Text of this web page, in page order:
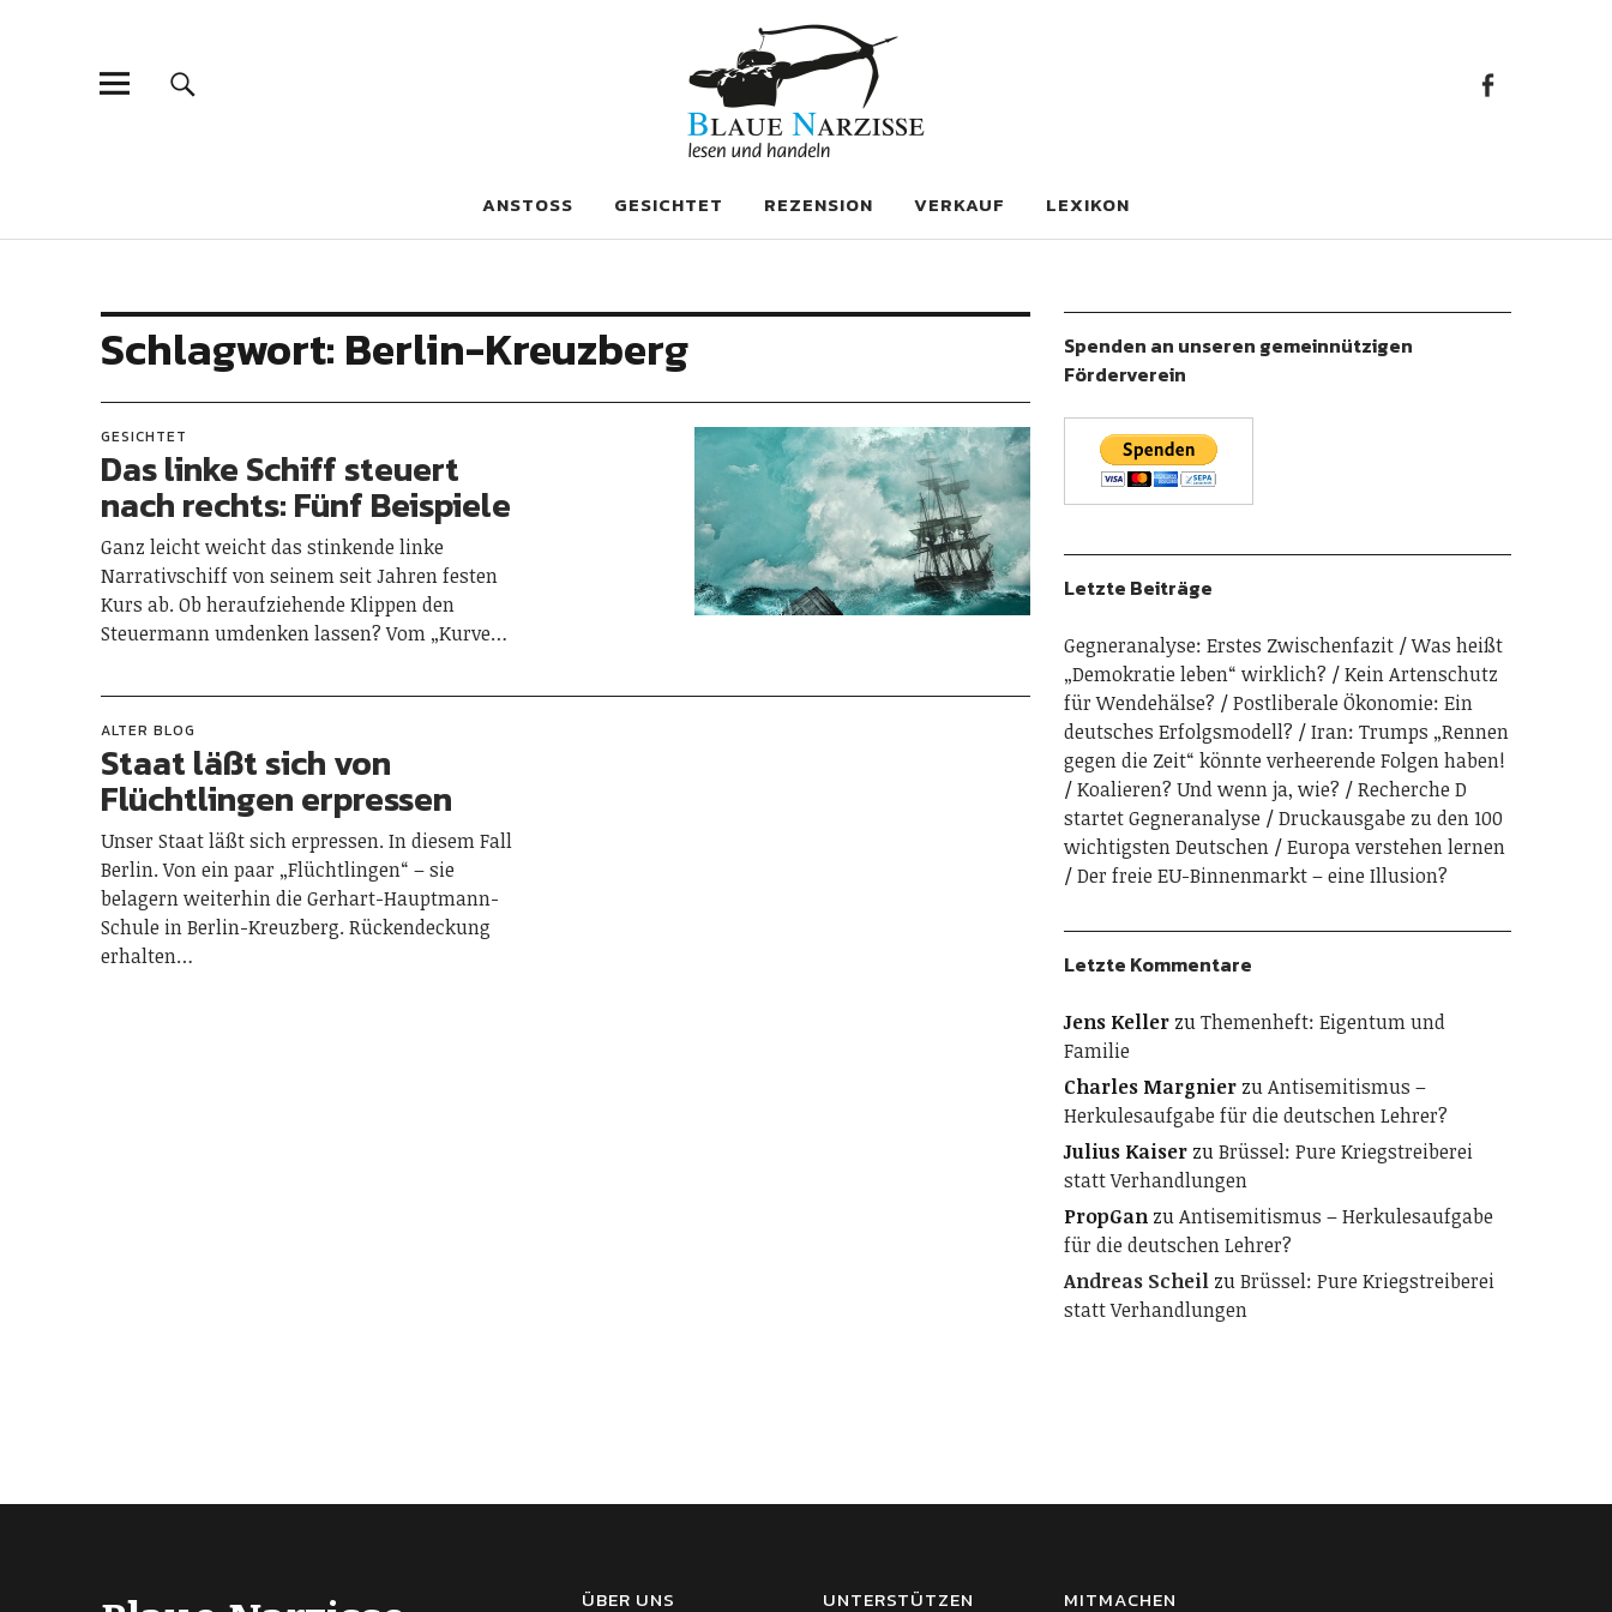
Blaue Narzisse
ANSTOSS GESICHTET REZENSION VERKAUF LEXIKON
Schlagwort: Berlin-Kreuzberg
GESICHTET
Das linke Schiff steuert
nach rechts: Fünf Beispiele
Ganz leicht weicht das stinkende linke
Narrativschiff von seinem seit Jahren festen
Kurs ab. Ob heraufziehende Klippen den
Steuermann umdenken lassen? Vom „Kurve…
ALTER BLOG
Staat läßt sich von
Flüchtlingen erpressen
Unser Staat läßt sich erpressen. In diesem Fall
Berlin. Von ein paar „Flüchtlingen“ – sie
belagern weiterhin die Gerhart-Hauptmann-
Schule in Berlin-Kreuzberg. Rückendeckung
erhalten…
Spenden an unseren gemeinnützigen
Förderverein
Letzte Beiträge
Gegneranalyse: Erstes Zwischenfazit
Was heißt
„Demokratie leben“ wirklich?
Kein Artenschutz
für Wendehälse?
Postliberale Ökonomie: Ein
deutsches Erfolgsmodell?
Iran: Trumps „Rennen
gegen die Zeit“ könnte verheerende Folgen haben!
Koalieren? Und wenn ja, wie?
Recherche D
startet Gegneranalyse
Druckausgabe zu den 100
wichtigsten Deutschen
Europa verstehen lernen
Der freie EU-Binnenmarkt – eine Illusion?
Letzte Kommentare
Jens KellerzuThemenheft: Eigentum und
Familie
Charles MargnierzuAntisemitismus –
Herkulesaufgabe für die deutschen Lehrer?
Julius KaiserzuBrüssel: Pure Kriegstreiberei
statt Verhandlungen
PropGanzuAntisemitismus – Herkulesaufgabe
für die deutschen Lehrer?
Andreas ScheilzuBrüssel: Pure Kriegstreiberei
statt Verhandlungen
ÜBER UNS UNTERSTÜTZEN MITMACHEN